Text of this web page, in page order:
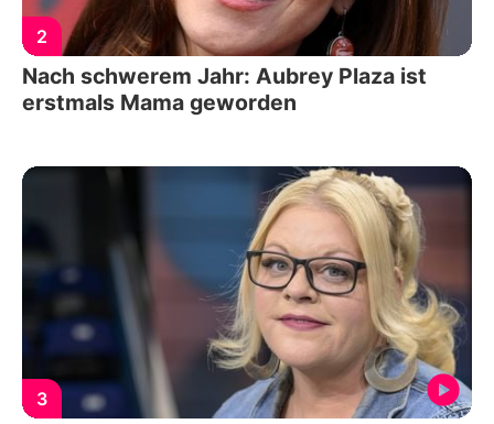
2
Nach schwerem Jahr: Aubrey Plaza ist
erstmals Mama geworden
3